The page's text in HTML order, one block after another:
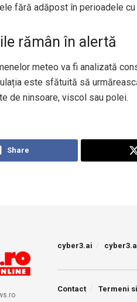
fără adăpost în perioadele
rămân în alertă
meteo va fi analizată
este sfătuită să
de ninsoare, viscol sau polei.
Share
cyber3.ai
Contact Termeni